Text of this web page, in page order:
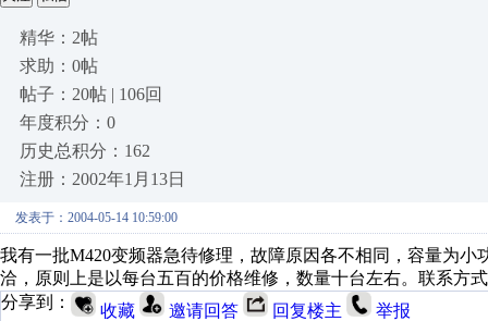
精华：2帖
求助：0帖
帖子：20帖 | 106回
年度积分：0
历史总积分：162
注册：2002年1月13日
发表于：2004-05-14 10:59:00
我有一批M420变频器急待修理，故障原因各不相同，容量为
洽，原则上是以每台五百的价格维修，数量十台左右。联系方式
分享到：
收藏 邀请回答 回复楼主 举报